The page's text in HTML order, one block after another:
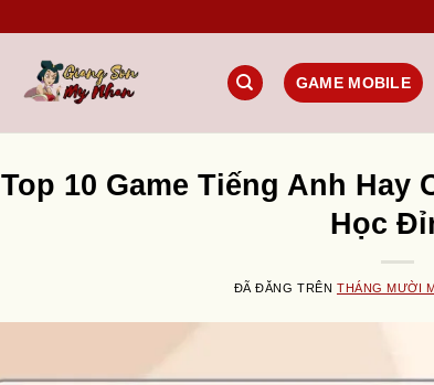
GAME MOBILE
Top 10 Game Tiếng Anh Hay
Học
ĐÃ ĐĂNG TRÊN THÁNG MƯỜI